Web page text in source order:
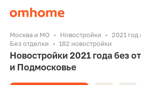
Москва и МО Новостройки
2021 год
Без отделки
182 новостройки
Новостройки 2021 года без
и Подмосковье